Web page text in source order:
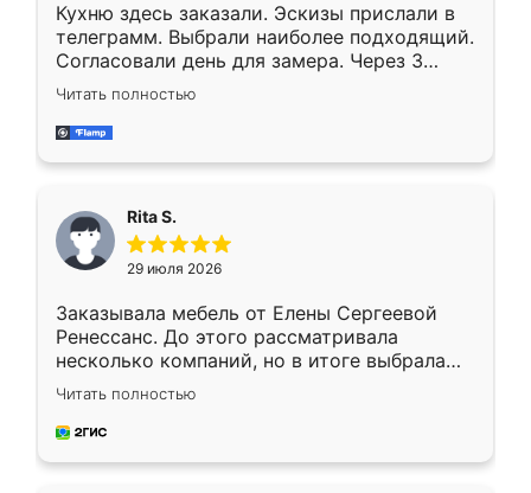
Кухню здесь заказали. Эскизы прислали в
телеграмм. Выбрали наиболее подходящий.
Согласовали день для замера. Через 3
недели кухня была уже готова. Остались
довольны работой. Спасибо Ренессанс
мебель за качественную работу!
Читать полностью
Rita S.
29 июля 2026
Заказывала мебель от Елены Сергеевой
Ренессанс. До этого рассматривала
несколько компаний, но в итоге выбрала
эту. Сначала обговорили условия, потом
приехал замерщик, всё спокойно объяснил
и снял размеры. Изготовили в срок, с
Читать полностью